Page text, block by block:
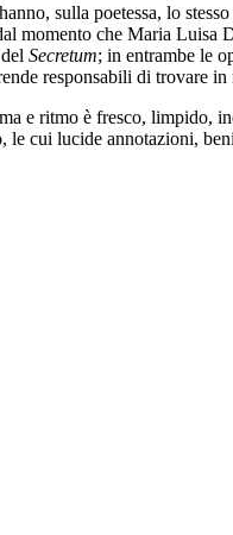
hanno, sulla poetessa, lo
momento che Maria
Secretum; in entrambe le
responsabili di trovare
e ritmo è fresco, limpido,
cui lucide annotazioni,